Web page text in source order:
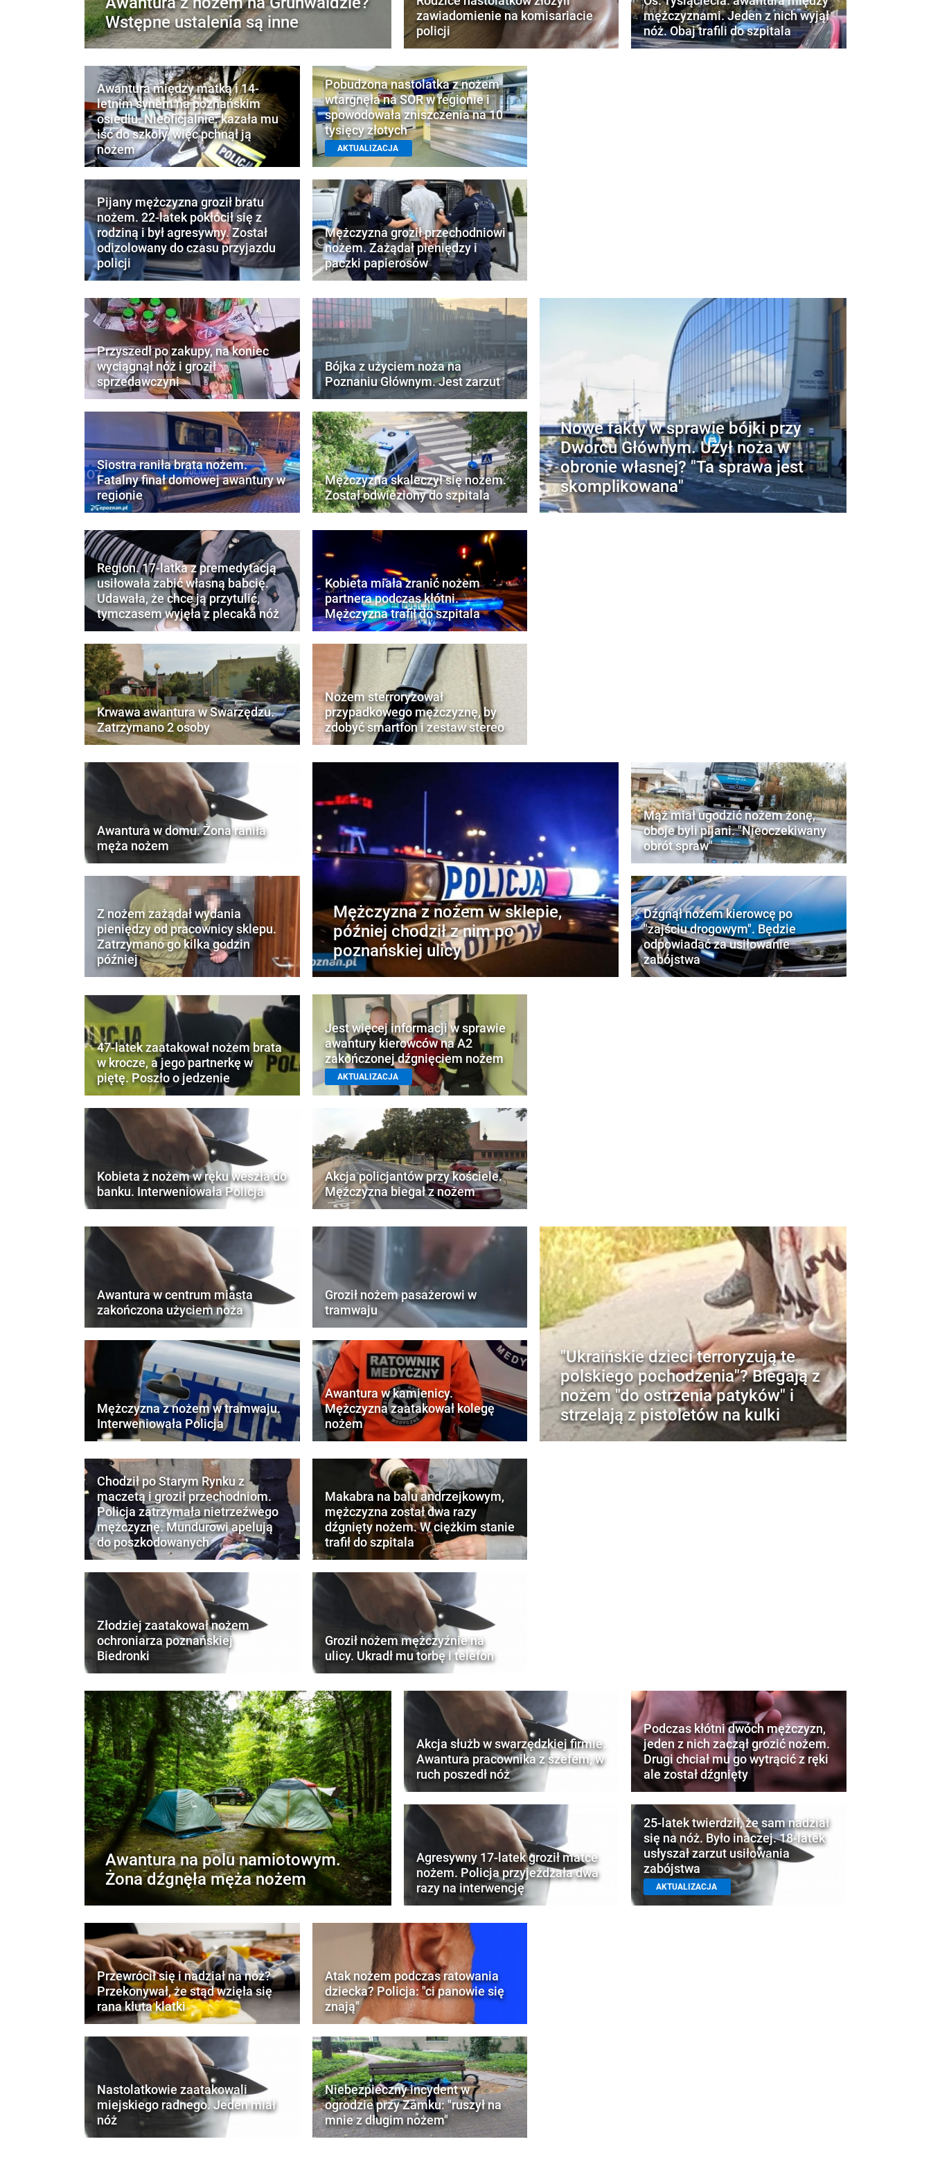
Wstępne ustalenia są inne
zawiadomienie na komisariacie
policji
mężczyznami. Jeden z nich wyjął
nóż. Obaj trafili do szpitala
Awantura między matką i 14-
letnim synem na poznańskim
osiedlu. Nieoficjalnie: kazała mu
iść do szkoły, więc pchnął ją
nożem
Pijany mężczyzna groził bratu
nożem. 22-latek pokłócił się z
rodziną i był agresywny. Został
odizolowany do czasu przyjazdu
policji
Pobudzona nastolatka z nożem
wtargnęła na SOR w regionie i
spowodowała zniszczenia na 10
tysięcy złotych
AKTUALIZACJA
Mężczyzna groził przechodniowi
nożem. Zażądał pieniędzy i
paczki papierosów
Przyszedł po zakupy, na koniec
wyciągnął nóż i groził
sprzedawczyni
Siostra raniła brata nożem.
Fatalny finał domowej awantury w
regionie
Bójka z użyciem noża na
Poznaniu Głównym. Jest zarzut
Mężczyzna skaleczył się nożem.
Został odwieziony do szpitala
Nowe fakty w sprawie bójki przy
Dworcu Głównym. Użył noża w
obronie własnej? "Ta sprawa jest
skomplikowana"
Region. 17-latka z premedytacją
usiłowała zabić własną babcię.
Udawała, że chce ją przytulić,
tymczasem wyjęła z plecaka nóż
Krwawa awantura w Swarzędzu.
Zatrzymano 2 osoby
Kobieta miała zranić nożem
partnera podczas kłótni.
Mężczyzna trafił do szpitala
Nożem sterroryzował
przypadkowego mężczyznę, by
zdobyć smartfon i zestaw stereo
Awantura w domu. Żona raniła
męża nożem
Z nożem zażądał wydania
pieniędzy od pracownicy sklepu.
Zatrzymano go kilka godzin
później
Mężczyzna z nożem w sklepie,
później chodził z nim po
poznańskiej ulicy
Mąż miał ugodzić nożem żonę,
oboje byli pijani. "Nieoczekiwany
obrót spraw"
Dźgnął nożem kierowcę po
"zajściu drogowym". Będzie
odpowiadać za usiłowanie
zabójstwa
47-latek zaatakował nożem brata
w krocze, a jego partnerkę w
piętę. Poszło o jedzenie
Kobieta z nożem w ręku weszła do
banku. Interweniowała Policja
Jest więcej informacji w sprawie
awantury kierowców na A2
zakończonej dźgnięciem nożem
AKTUALIZACJA
Akcja policjantów przy kościele.
Mężczyzna biegał z nożem
Awantura w centrum miasta
zakończona użyciem noża
Mężczyzna z nożem w tramwaju.
Interweniowała Policja
Groził nożem pasażerowi w
tramwaju
Awantura w kamienicy.
Mężczyzna zaatakował kolegę
nożem
"Ukraińskie dzieci terroryzują te
polskiego pochodzenia"? Biegają z
nożem "do ostrzenia patyków" i
strzelają z pistoletów na kulki
Chodził po Starym Rynku z
maczetą i groził przechodniom.
Policja zatrzymała nietrzeźwego
mężczyznę. Mundurowi apelują
do poszkodowanych
Złodziej zaatakował nożem
ochroniarza poznańskiej
Biedronki
Makabra na balu andrzejkowym,
mężczyzna został dwa razy
dźgnięty nożem. W ciężkim stanie
trafił do szpitala
Groził nożem mężczyźnie na
ulicy. Ukradł mu torbę i telefon
Awantura na polu namiotowym.
Żona dźgnęła męża nożem
Akcja służb w swarzędzkiej firmie.
Awantura pracownika z szefem, w
ruch poszedł nóż
Agresywny 17-latek groził matce
nożem. Policja przyjeżdżała dwa
razy na interwencję
Podczas kłótni dwóch mężczyzn,
jeden z nich zaczął grozić nożem.
Drugi chciał mu go wytrącić z ręki
ale został dźgnięty
25-latek twierdził, że sam nadział
się na nóż. Było inaczej. 18-latek
usłyszał zarzut usiłowania
zabójstwa
AKTUALIZACJA
Przewrócił się i nadział na nóż?
Przekonywał, że stąd wzięła się
rana kłuta klatki
Nastolatkowie zaatakowali
miejskiego radnego. Jeden miał
nóż
Atak nożem podczas ratowania
dziecka? Policja: "ci panowie się
znają"
Niebezpieczny incydent w
ogrodzie przy Zamku: "ruszył na
mnie z długim nożem"